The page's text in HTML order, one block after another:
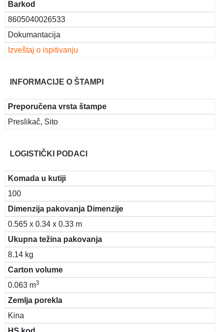
Barkod
8605040026533
Dokumantacija
Izveštaj o ispitivanju
INFORMACIJE O ŠTAMPI
Preporučena vrsta štampe
Preslikač, Sito
LOGISTIČKI PODACI
Komada u kutiji
100
Dimenzija pakovanja Dimenzije
0.565 x 0.34 x 0.33 m
Ukupna težina pakovanja
8.14 kg
Carton volume
0.063 m3
Zemlja porekla
Kina